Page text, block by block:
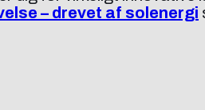
– drevet af solenergi